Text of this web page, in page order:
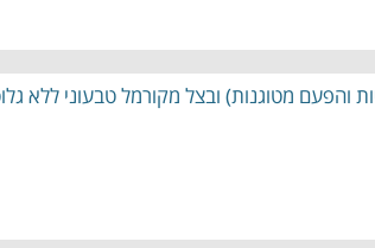
והפעם מטוגנות) ובצל מקורמל טבעוני ללא